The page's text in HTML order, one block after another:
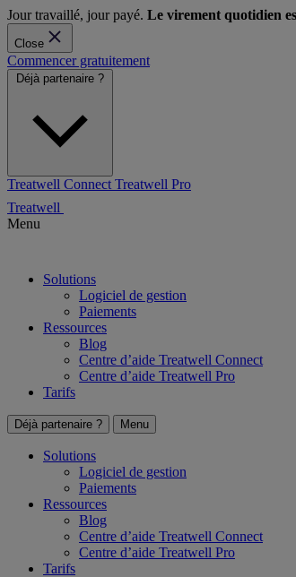
Jour travaillé, jour payé. Le virement quotidien
Close
Commencer gratuitement
Déjà partenaire ?
Treatwell Connect Treatwell Pro
Treatwell
Menu
Solutions
Logiciel de gestion
Paiements
Ressources
Blog
Centre d’aide Treatwell Connect
Centre d’aide Treatwell Pro
Tarifs
Déjà partenaire ? Menu
Solutions
Logiciel de gestion
Paiements
Ressources
Blog
Centre d’aide Treatwell Connect
Centre d’aide Treatwell Pro
Tarifs